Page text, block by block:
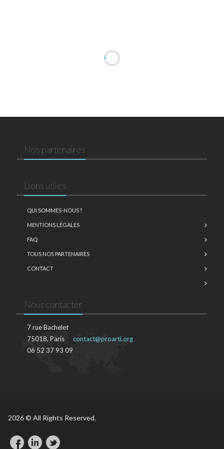
Nos partenaires
Liens utiles
QUI SOMMES-NOUS ?
MENTIONS LÉGALES
FAQ
TOUS NOS PARTENAIRES
CONTACT
Nous contacter
7 rue Bachelet
75018, Paris
06 52 37 93 09
contact@proarti.org
2026 © All Rights Reserved.